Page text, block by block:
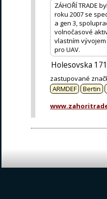
ZÁHOŘÍ TRADE
roku 2007 se
a gen 3,
volnočasové
vlastním
pro UAV.
Holesovska
zastupované
ARMDEF
Bertin